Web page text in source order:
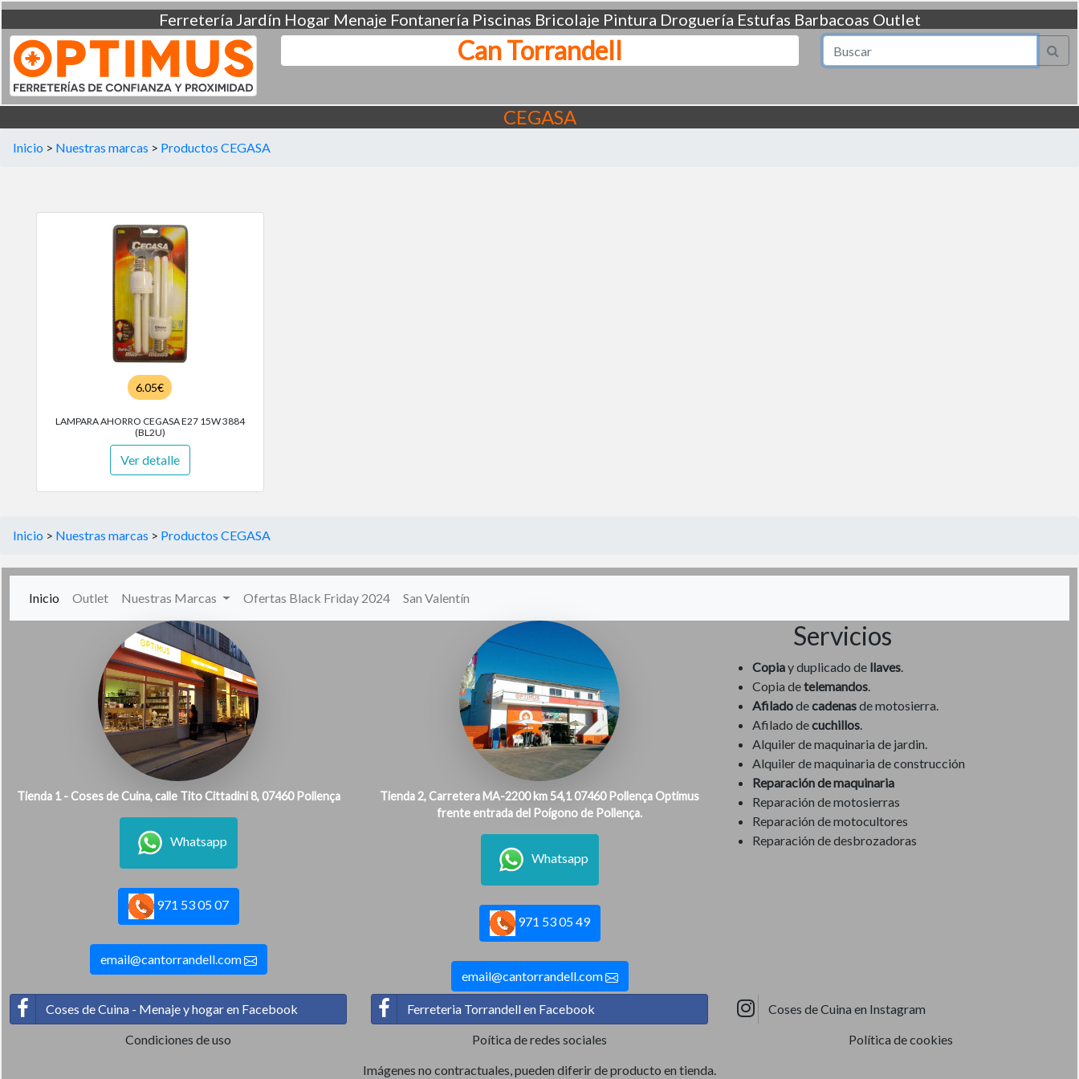
Ferretería Jardín Hogar Menaje Fontanería Piscinas Bricolaje Pintura Droguería Estufas Barbacoas Outlet
Can Torrandell
CEGASA
Inicio > Nuestras marcas > Productos CEGASA
6.05€
LAMPARA AHORRO CEGASA E27 15W 3884
(BL2U)
Ver detalle
Inicio > Nuestras marcas > Productos CEGASA
Inicio (current)
Outlet Nuestras Marcas Ofertas Black Friday 2024 San Valentín
Tienda 1 - Coses de Cuina, calle Tito Cittadini 8, 07460 Pollença
Whatsapp
971 53 05 07
email@cantorrandell.com
Tienda 2, Carretera MA-2200 km 54,1 07460 Pollença Optimus
frente entrada del Poígono de Pollença.
Whatsapp
971 53 05 49
email@cantorrandell.com
Servicios
Copiay duplicado de llaves.
Copia detelemandos.
Afiladodecadenasde motosierra.
Afilado decuchillos.
Alquiler de maquinaria de jardin.
Alquiler de maquinaria de construcción
Reparación de maquinaria
Reparación de motosierras
Reparación de motocultores
Reparación de desbrozadoras
Coses de Cuina - Menaje y hogar en Facebook Ferreteria Torrandell en Facebook
Coses de Cuina en Instagram
Condiciones de uso
Poítica de redes sociales
Política de cookies
Imágenes no contractuales, pueden diferir de producto en tienda.